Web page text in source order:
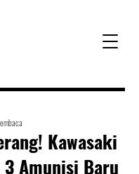
Kawasaki
Amunisi Baru